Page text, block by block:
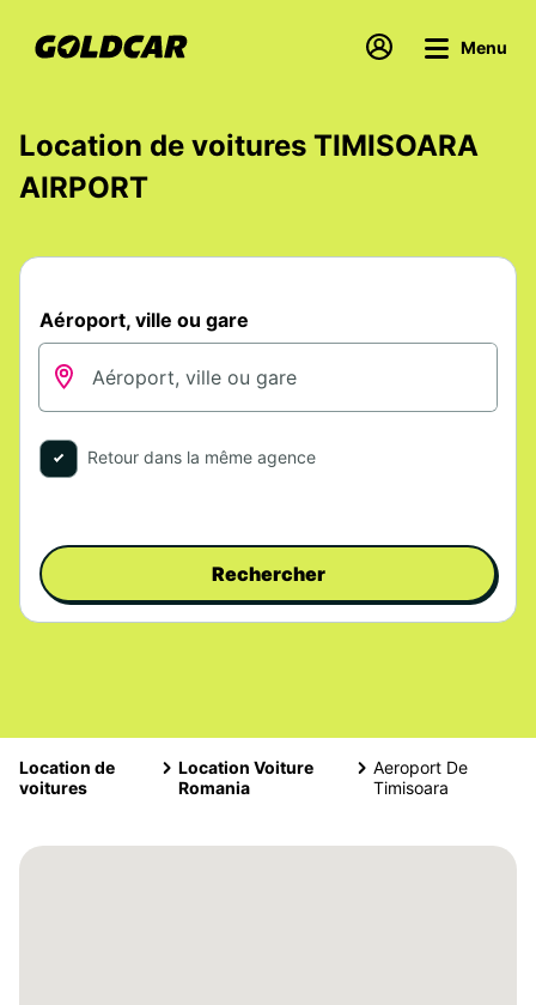
Menu
Location de voitures TIMISOARA
AIRPORT
Aéroport, ville ou gare
Retour dans la même agence
Rechercher
Location de
voitures
Location Voiture
Romania
Aeroport De
Timisoara